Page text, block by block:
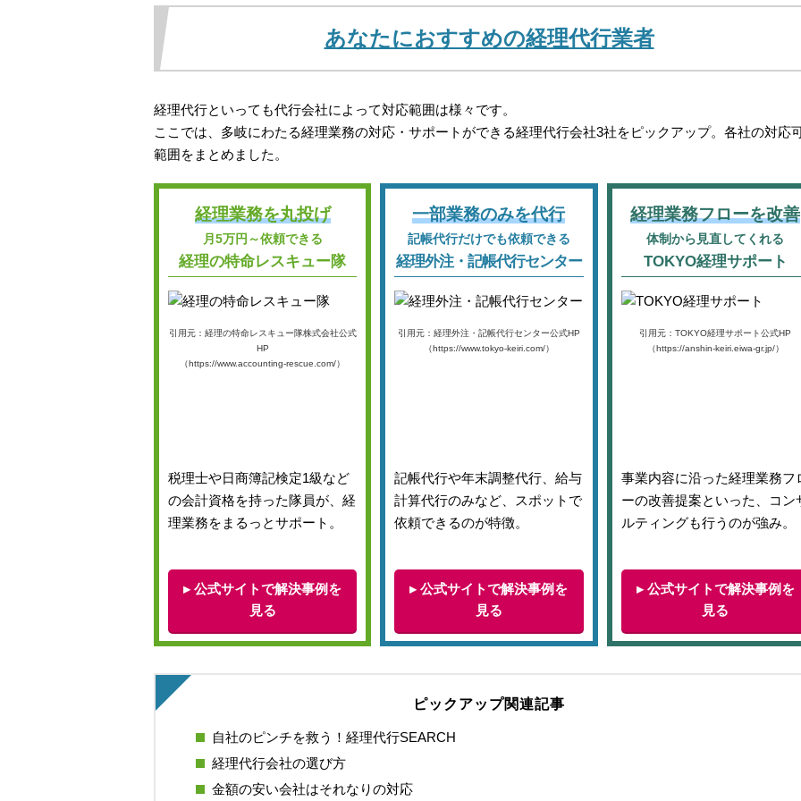
あなたにおすすめの経理代行業者
経理代行といっても代行会社によって対応範囲は様々です。
ここでは、多岐にわたる経理業務の対応・サポートができる経理代行会社3社をピックアップ。各社の対応
範囲をまとめました。
経理業務を丸投げ
月5万円～依頼できる
経理の特命レスキュー隊
引用元：経理の特命レスキュー隊株式会社公式
HP
（https://www.accounting-rescue.com/）
税理士や日商簿記検定1級など
の会計資格を持った隊員が、経
理業務をまるっとサポート。
▸ 公式サイトで解決事例を
見る
一部業務のみを代行
記帳代行だけでも依頼できる
経理外注・記帳代行センター
引用元：経理外注・記帳代行センター公式HP
（https://www.tokyo-keiri.com/）
記帳代行や年末調整代行、給与
計算代行のみなど、スポットで
依頼できるのが特徴。
▸ 公式サイトで解決事例を
見る
経理業務フローを改善
体制から見直してくれる
TOKYO経理サポート
引用元：TOKYO経理サポート公式HP
（https://anshin-keiri.eiwa-gr.jp/）
事業内容に沿った経理業務フ
ーの改善提案といった、コン
ルティングも行うのが強み。
▸ 公式サイトで解決事例を
見る
ピックアップ関連記事
自社のピンチを救う！経理代行SEARCH
経理代行会社の選び方
金額の安い会社はそれなりの対応